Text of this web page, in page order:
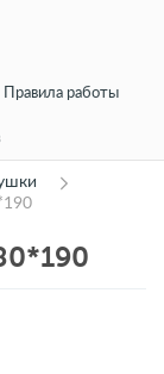
Правила работы